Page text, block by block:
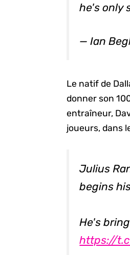
he's only
— Ian
Le natif de
donner son
entraîneur,
joueurs, dans
Julius
begins
He's
https://